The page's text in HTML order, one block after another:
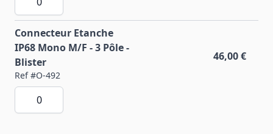
Connecteur Etanche
IP68 Mono M/F - 3 Pôle -
Blister
Ref #O-492
46,00 €